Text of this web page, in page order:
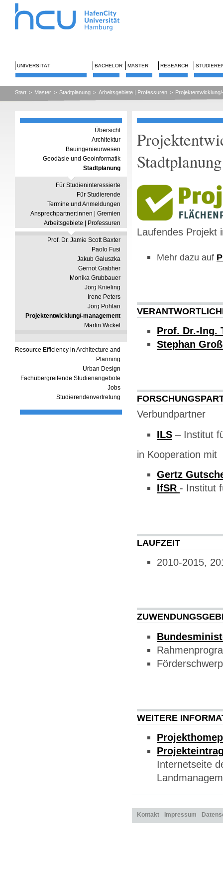
UNIVERSITÄT BACHELOR MASTER RESEARCH
Start > Master > Stadtplanung > Arbeitsgebiete | Professuren >
Übersicht
Architektur
Bauingenieurwesen
Geodäsie und Geoinformatik
Stadtplanung
Für Studieninteressierte
Für Studierende
Termine und Anmeldungen
Ansprechpartner:innen | Gremien
Arbeitsgebiete | Professuren
Prof. Dr. Jamie Scott Baxter
Paolo Fusi
Jakub Galuszka
Gernot Grabher
Monika Grubbauer
Jörg Knieling
Irene Peters
Jörg Pohlan
Projektentwicklung/-management
Martin Wickel
Resource Efficiency in Architecture and
Planning
Urban Design
Fachübergreifende Studienangebote
Jobs
Studierendenvertretung
Stadtplanung
Laufendes Projekt
Mehr dazu auf
Prof. Dr.-Ing.
Stephan
Verbundpartner
ILS – Institut
in Kooperation mit
Gertz
IfSR - Institut
LAUFZEIT
2010-2015,
WEITERE
Internetseite
Kontakt Impressum